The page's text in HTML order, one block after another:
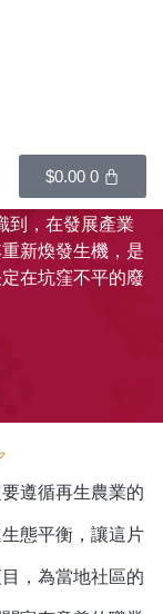
$0.00 0
」美譽的傳統水
，漸漸對這片
風土的旅程，直
裏，KC意外地
了被開採後廢棄
氣候宜人的山
到，在發展產業
新煥發生機，是
在坑窪不平的廢
遵循再生農業的
態平衡，讓這片
，為當地社區的